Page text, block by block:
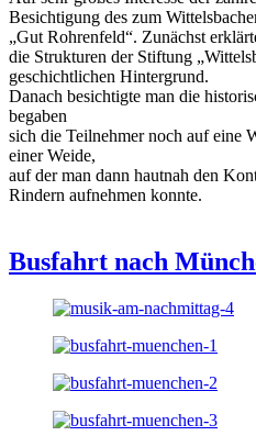
Besichtigung des zum
„Gut Rohrenfeld“. Zunächst
die Strukturen der Stiftung
geschichtlichen Hintergrund.
Danach besichtigte man die
begaben
sich die Teilnehmer noch auf eine
einer Weide,
auf der man dann hautnah den
Rindern aufnehmen konnte.
Busfahrt nach